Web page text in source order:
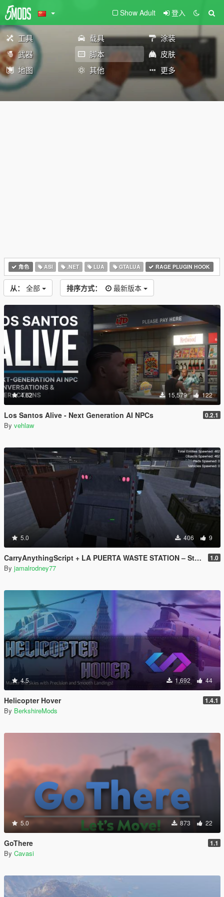
Show Adult 登入
工具 载具
涂装
武器
脚本
皮肤
地图
其他 更多
角色 ASI .NET LUA GTALUA RAGE PLUGIN HOOK
从： 全部 排序方式： 最新版本
4.62 15,579 122
Los Santos Alive - Next Generation AI NPCs 0.2.1
By vehlaw
5.0 406 9
CarryAnythingScript + LA PUERTA WASTE STATION – Street Garbage Pickup 1.0
By jamalrodney77
4.5 1,692 44
Helicopter Hover 1.4.1
By BerkshireMods
5.0 873 22
GoThere 1.1
By Cavasi